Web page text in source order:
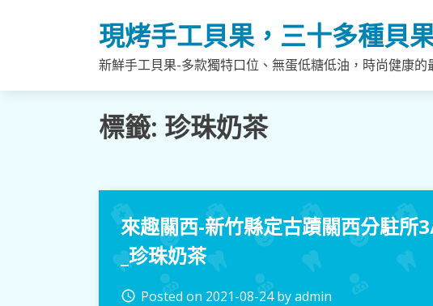
現烤手工貝果，三十多種貝
新鮮手工貝果-多款獨特口位、無蛋低糖低油，時尚健康
標籤: 珍珠奶茶
來趣關西-新竹縣定古蹟關西分駐
_珍珠奶茶
access_time Posted on 2021-08-24byadmin